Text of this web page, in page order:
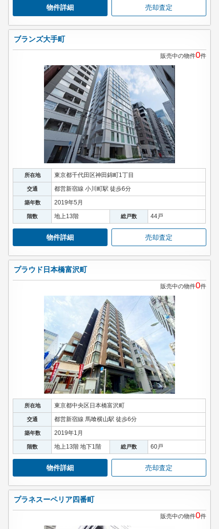
物件詳細 売却査定
ブランズ大手町
販売中の物件0件
所在地 東京都千代田区神田錦町1丁目
交通 都営新宿線 小川町駅 徒歩6分
築年数 2019年5月
階数 地上13階 総戸数 44戸
物件詳細 売却査定
プラウド日本橋富沢町
販売中の物件0件
所在地 東京都中央区日本橋富沢町
交通 都営新宿線 馬喰横山駅 徒歩6分
築年数 2019年1月
階数 地上13階 地下1階 総戸数 60戸
物件詳細 売却査定
プラネスーペリア四番町
販売中の物件0件